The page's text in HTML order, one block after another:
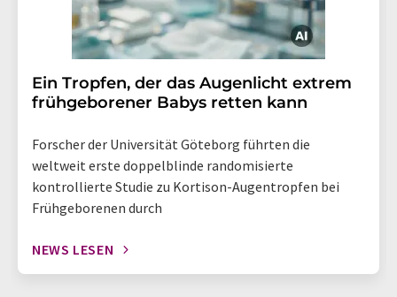
Ein Tropfen, der das Augenlicht extrem
frühgeborener Babys retten kann
Forscher der Universität Göteborg führten die
weltweit erste doppelblinde randomisierte
kontrollierte Studie zu Kortison-Augentropfen bei
Frühgeborenen durch
NEWS LESEN